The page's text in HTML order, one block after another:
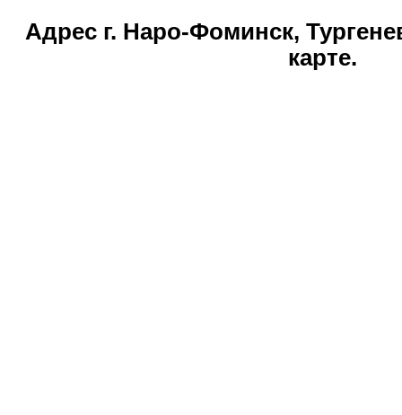
Адрес г. Наро-Фоминск,
карте.